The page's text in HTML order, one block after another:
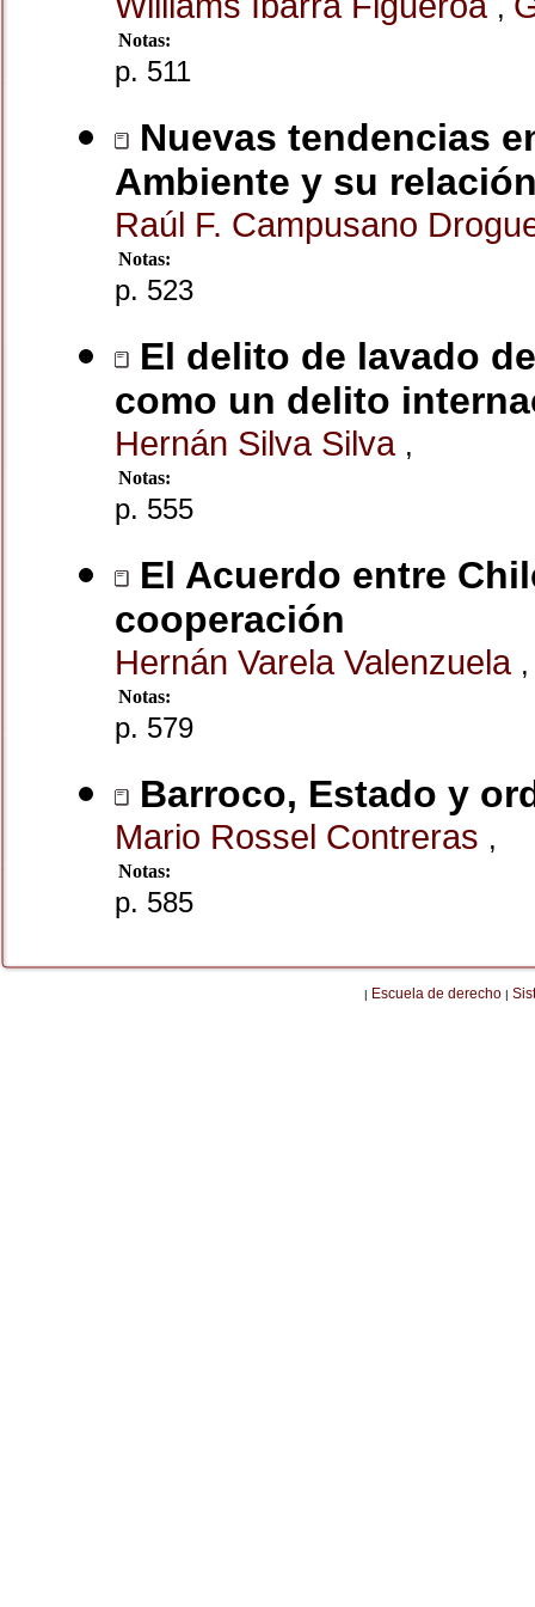
,
Notas:
p. 511
Nuevas tendencias
Ambiente y su
Raúl F. Campusano
Notas:
p. 523
El delito de lavado
como un delito
Hernán Silva Silva ,
Notas:
p. 555
El Acuerdo entre
cooperación
Hernán Varela Valenzuela ,
Notas:
p. 579
Barroco, Estado y
Mario Rossel Contreras ,
Notas:
p. 585
| Escuela de derecho |